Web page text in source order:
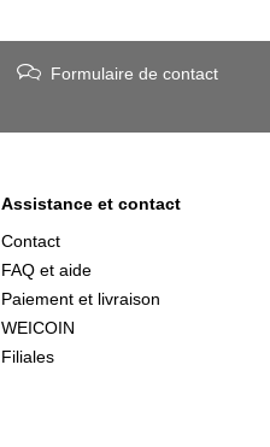
Formulaire de contact
Assistance et contact
Contact
FAQ et aide
Paiement et livraison
WEICOIN
Filiales